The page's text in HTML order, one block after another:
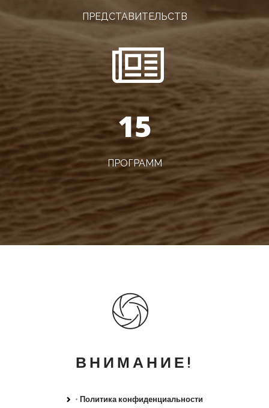
ПРЕДСТАВИТЕЛЬСТВ
15
ПРОГРАММ
ВНИМАНИЕ!
• Политика конфиденциальности